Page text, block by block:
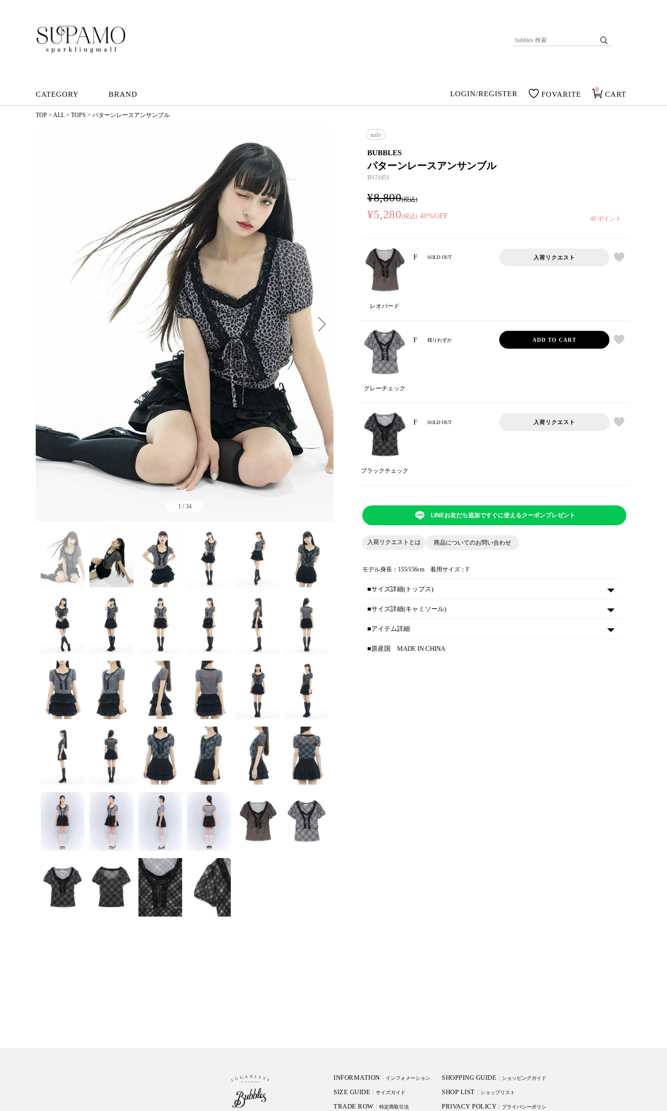
CATEGORY BRAND LOGIN/REGISTER FOVARITE CART
0
TOP ALL TOPS パターンレースアンサンブル
1 /34
sale
BUBBLES
パターンレースアンサンブル
BS71851
¥8,800
¥5,280 税込 40%OFF 48 ポイント
レオパード
F SOLD OUT 入荷リクエスト
グレーチェック
F 残りわずか ADD TO CART
ブラックチェック
F SOLD OUT 入荷リクエスト
LINEお友だち追加ですぐに使えるクーポンプレゼント
入荷リクエストとは 商品についてのお問い合わせ
モデル身長：155/156cm 着用サイズ：F
■サイズ詳細(トップス)
■サイズ詳細(キャミソール)
■アイテム詳細
■原産国 MADE IN CHINA
INFORMATION インフォメーション SHOPPING GUIDE ショッピングガイド
SIZE GUIDE サイズガイド SHOP LIST ショップリスト
TRADE ROW 特定商取引法 PRIVACY POLICY プライバシーポリシ